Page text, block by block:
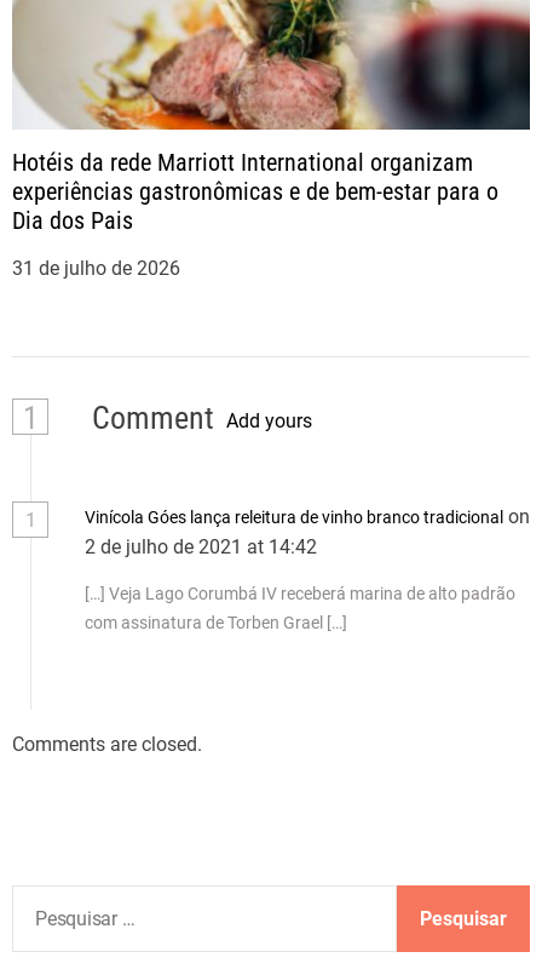
Hotéis da rede Marriott International organizam
experiências gastronômicas e de bem-estar para o
Dia dos Pais
31 de julho de 2026
1 Comment Add yours
1 Vinícola Góes lança releitura de vinho branco tradicional on
2 de julho de 2021 at 14:42
[…] Veja Lago Corumbá IV receberá marina de alto padrão
com assinatura de Torben Grael […]
Comments are closed.